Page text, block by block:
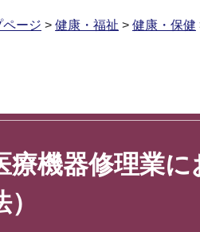
ページ > 健康・福祉 > 健康・保健
療機器修理業